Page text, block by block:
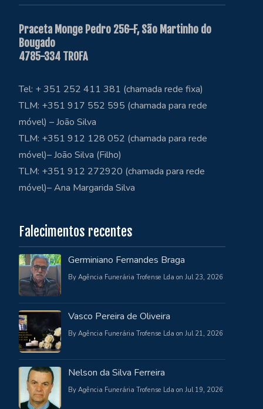
Praceta Monge Pedro 256-F, São Martinho do
Bougado
4785-334 TROFA
Tel: + 351 252 411 381 (chamada rede fixa)
TLM: +351 917 552 595 (chamada para rede
móvel) – João Silva
TLM: +351 912 128 052 (chamada para rede
móvel)– João Silva (Filho)
TLM: +351 912 272920 (chamada para rede
móvel)– Ana Margarida Silva
Falecimentos recentes
Germiniano Fernandes Braga
By Agência Funerária Trofense Lda on Jul 23, 2026
Vasco Pereira de Oliveira
By Agência Funerária Trofense Lda on Jul 21, 2026
Nelson da Silva Ferreira
By Agência Funerária Trofense Lda on Jul 19, 2026